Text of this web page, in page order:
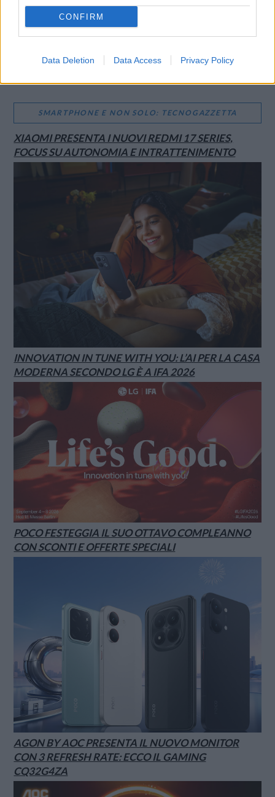
CONFIRM
Data Deletion Data Access Privacy Policy
SMARTPHONE E NON SOLO: TECNOGAZZETTA
XIAOMI PRESENTA I NUOVI REDMI 17 SERIES,
FOCUS SU AUTONOMIA E INTRATTENIMENTO
INNOVATION IN TUNE WITH YOU: L’AI PER LA CASA
MODERNA SECONDO LG È A IFA 2026
POCO FESTEGGIA IL SUO OTTAVO COMPLEANNO
CON SCONTI E OFFERTE SPECIALI
AGON BY AOC PRESENTA IL NUOVO MONITOR
CON 3 REFRESH RATE: ECCO IL GAMING
CQ32G4ZA